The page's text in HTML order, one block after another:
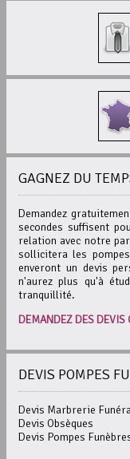
GAGNEZ DU
Demandez
secondes suffisent
relation avec notre
sollicitera les
enveront un devis
n'aurez plus qu'à
tranquillité.
DEMANDEZ DES DEVIS
DEVIS POMPES
Devis Marbrerie
Devis Obsèques
Devis Pompes